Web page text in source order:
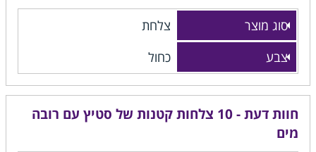
סוג מוצר
צלחת
צבע
כחול
חוות דעת - 10 צלחות קטנות של סטיץ עם רובה
מים